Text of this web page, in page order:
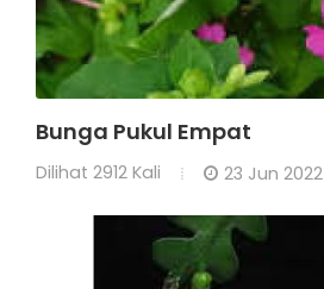
Bunga Pukul Empat
Dilihat 2912 Kali 23 Jun 2022